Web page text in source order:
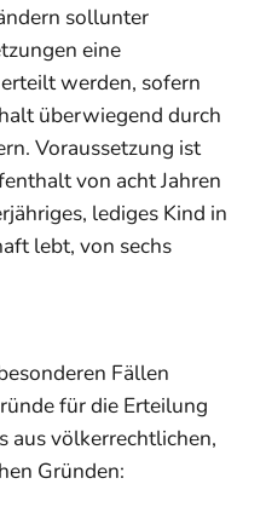
sollunter
eine
werden, sofern
überwiegend durch
Voraussetzung ist
von acht Jahren
lediges Kind in
lebt, von sechs
Fällen
für die Erteilung
aus völkerrechtlichen,
Gründen: